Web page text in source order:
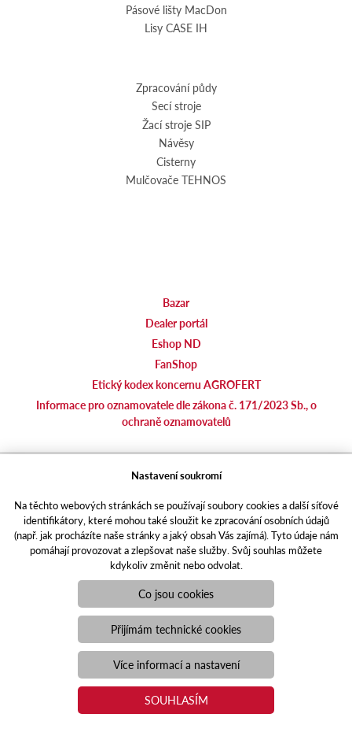
Pásové lišty MacDon
Lisy CASE IH
Zpracování půdy
Secí stroje
Žací stroje SIP
Návěsy
Cisterny
Mulčovače TEHNOS
Bazar
Dealer portál
Eshop ND
FanShop
Etický kodex koncernu AGROFERT
Informace pro oznamovatele dle zákona č. 171/2023 Sb., o
ochraně oznamovatelů
Responzivní webPuxdesign | agrics.cz © 2021
Toto jsou internetové stránky společnosti AGRI CS a. s., se sídlem
v Hustopečích, Hybešova 14, PSČ 69301, IČO 26243334,
zapsané v OR vedeném Krajským soudem v Brně, oddíl B, vložka
3582. Společnost AGRI CS a.s. je členem koncernu AGROFERT
řízeného společností AGROFERT, a.s., IČO 26185610, se sídlem
na adrese Pyšelská 2327/2, Chodov, 149 00 Praha 4.
agrotec.cz
portal.caseklub.cz
shop.agrics.cz
traktorbazar.cz
eshop.agrics.cz/cs
a-finance.cz
Nastavení soukromí
Na těchto webových stránkách se používají soubory cookies a další síťové
identifikátory, které mohou také sloužit ke zpracování osobních údajů
(např. jak procházíte naše stránky a jaký obsah Vás zajímá). Tyto údaje nám
pomáhají provozovat a zlepšovat naše služby. Svůj souhlas můžete
kdykoliv změnit nebo odvolat.
Co jsou cookies
Přijímám technické cookies
Více informací a nastavení
SOUHLASÍM